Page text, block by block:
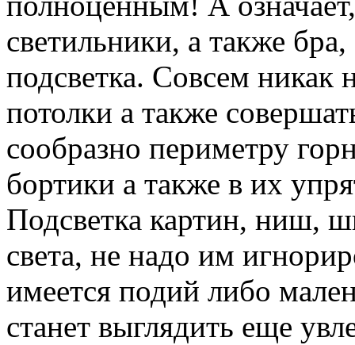
светильники, а также
подсветка. Совсем никак
потолки а также
сообразно периметру
бортики а также в их
Подсветка картин, ниш,
света, не надо им
имеется подий либо
станет выглядить еще